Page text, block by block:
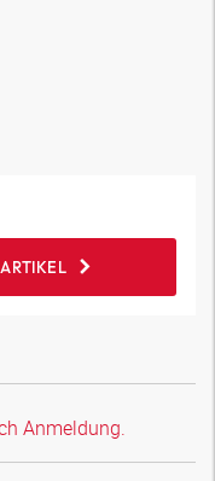
Anmeldung.